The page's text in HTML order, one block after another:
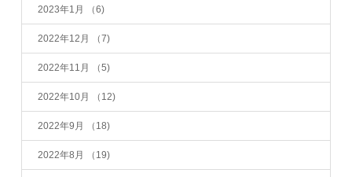
2023年1月 （6)
2022年12月 （7)
2022年11月 （5)
2022年10月 （12)
2022年9月 （18)
2022年8月 （19)